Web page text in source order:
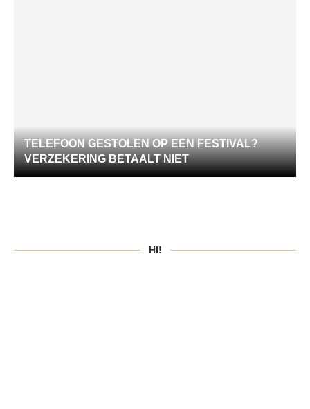
TELEFOON GESTOLEN OP EEN FESTIVAL?
VERZEKERING BETAALT NIET
HI!